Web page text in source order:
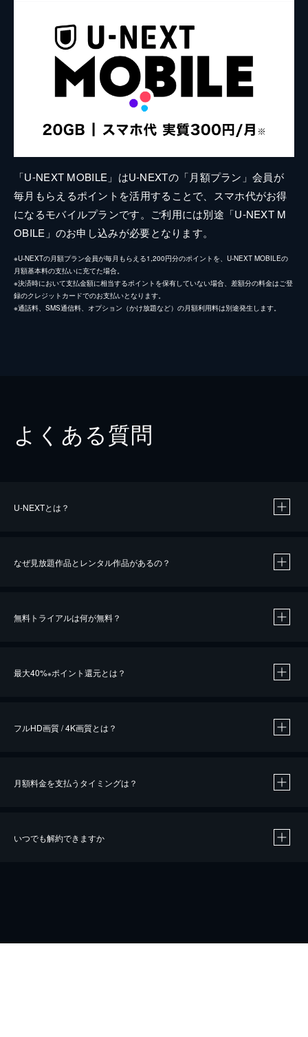
「U-NEXT MOBILE」はU-NEXTの「月額プラン」会員が
毎月もらえるポイントを活用することで、スマホ代がお得
になるモバイルプランです。ご利用には別途「U-NEXT M
OBILE」のお申し込みが必要となります。
※U-NEXTの月額プラン会員が毎月もらえる1,200円分のポイントを、U-NEXT MOBILEの
月額基本料の支払いに充てた場合。
※決済時において支払金額に相当するポイントを保有していない場合、差額分の料金はご登
録のクレジットカードでのお支払いとなります。
※通話料、SMS通信料、オプション（かけ放題など）の月額利用料は別途発生します。
よくある質問
U-NEXTとは？
なぜ見放題作品とレンタル作品があるの？
無料トライアルは何が無料？
最大40%※ポイント還元とは？
※40％ポイント還元の対象は、クレジットカード決済による作品の購入 / レンタルです。
フルHD画質 / 4K画質とは？
月額料金を支払うタイミングは？
いつでも解約できますか